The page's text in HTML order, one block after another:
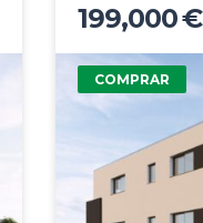
199,000 €
COMPRAR